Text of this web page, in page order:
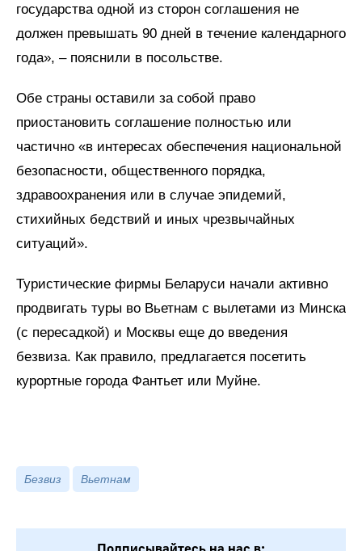
государства одной из сторон соглашения не
должен превышать 90 дней в течение календарного
года», – пояснили в посольстве.
Обе страны оставили за собой право
приостановить соглашение полностью или
частично «в интересах обеспечения национальной
безопасности, общественного порядка,
здравоохранения или в случае эпидемий,
стихийных бедствий и иных чрезвычайных
ситуаций».
Туристические фирмы Беларуси начали активно
продвигать туры во Вьетнам с вылетами из Минска
(с пересадкой) и Москвы еще до введения
безвиза. Как правило, предлагается посетить
курортные города Фантьет или Муйне.
Безвиз Вьетнам